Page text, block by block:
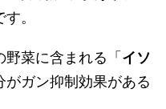
。
野菜に含まれる「イソ
がガン抑制効果がある